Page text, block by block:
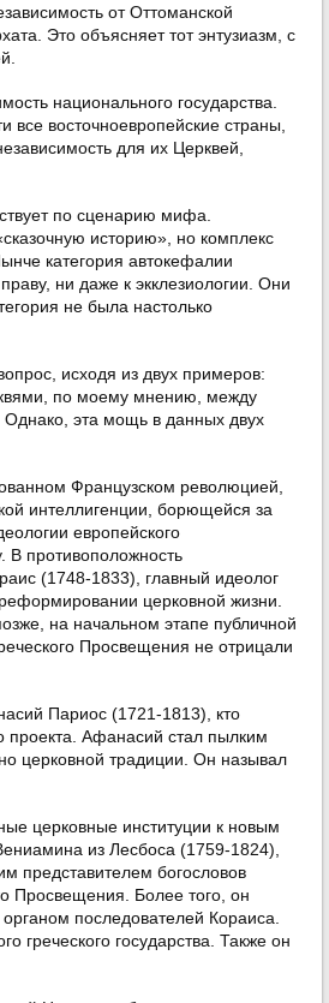
от Оттоманской
Это объясняет тот энтузиазм, с
национального государства.
восточноевропейские страны,
для их Церквей,
по сценарию мифа.
историю», но комплекс
категория автокефалии
ни даже к экклезиологии. Они
не была настолько
исходя из двух примеров:
по моему мнению, между
Однако, эта мощь в данных двух
Французском революцией,
интеллигенции, борющейся за
европейского
В противоположность
(1748-1833), главный идеолог
церковной жизни.
на начальном этапе публичной
Просвещения не отрицали
Париос (1721-1813), кто
проекта. Афанасий стал пылким
церковной традиции. Он называл
церковные институции к новым
из Лесбоса (1759-1824),
представителем богословов
Просвещения. Более того, он
последователей Кораиса.
греческого государства. Также он